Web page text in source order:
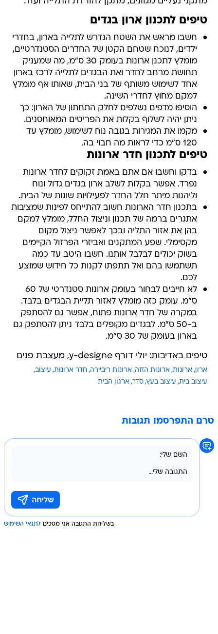
טיפים לתכנון ארון בגדים
חשבו מראש את השטח הנדרש לתלייה בארון, בחדרי
ילדים, לנוכח שטחם הקטן של החדרים הסטנדרטיים,
מומלץ לתכנן ארונות בעומק 30 ס"מ, מה שמעניק
תחושת מרחב לחדר ואת הבגדים לתלייה לרכז בארון
אחד לשימוש משותף של בני הבית, שאותו אף מומלץ
למקם מחוץ לחדרי השינה.
הוסיפו מדפים נשלפים לחלק התחתון של הארון: כך
ניתן יהיה לשלוף בקלות את הפריטים המאוחסנים.
מקמו את המגירות בגובה נוח לשימוש, מומלץ עד
120 ס"מ כדי לראות מה חבוי בה.
טיפים לתכנון חדר ארונות
בדקו וחשבו אם אתם באמת זקוקים לחדר ארונות
נפרד. אפשר בקלות לשלב ארון בגדים גדול ונוח
וליהנות מיתר חלל החדר לפעילויות שונות של הבית.
בתכנון חדר הארונות חשוב להתייחס לפינות שמציבות
אתגרים ברמה של תכנון וניצול החלל, מומלץ למקם
בהן את אזור התליה ובכך לאפשר ניצול מקום
מקסימלי. שפע המתקנים ואביזרי הפרזול הקיימים
בשוק יכולים לבלבל אותנו. חשבו היטב עד כמה
תשתמשו בהם ואל תתפתו לקנות כל חידוש שמוצע
לכם.
לא חייבים לבחור בעומק ארונות סטנדרטי של 60
ס"מ. עומק כזה מומלץ לאזור תליית הבגדים בלבד.
במקרה של חדר ארונות פתוח, אפשר גם להסתפק
ב-50 ס"מ. לבגדים מקופלים בלבד ניתן להסתפק גם
בארון בעומק של 30 ס"מ.
טיפים באדיבות: יולי דורף y-designe, מעצבת פנים
ארון ארונות ארונות הזזה ארונות ריביירה חדר ארונות עיצוב
עיצוב בית עיצוב בעץ סדר ארגון הבית
טרם התפרסמו תגובות
בשליחת התגובה אני מסכים לתנאי השימוש